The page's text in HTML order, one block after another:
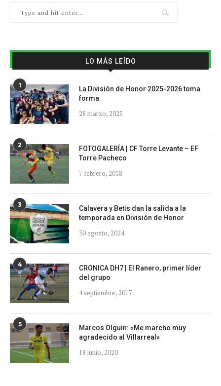
LO MÁS LEÍDO
1
La División de Honor 2025-2026 toma
forma
28 marzo, 2025
2
FOTOGALERÍA | CF Torre Levante – EF
Torre Pacheco
7 febrero, 2018
3
Calavera y Betis dan la salida a la
temporada en División de Honor
30 agosto, 2024
4
CRONICA DH7 | El Ranero, primer líder
del grupo
4 septiembre, 2017
5
Marcos Olguin: «Me marcho muy
agradecido al Villarreal»
18 junio, 2020